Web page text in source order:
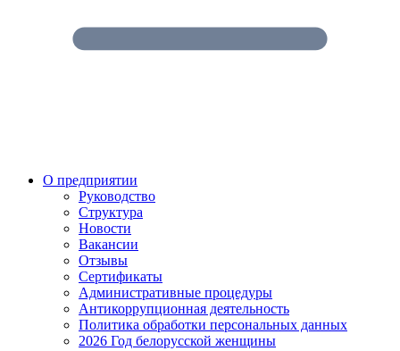
О предприятии
Руководство
Структура
Новости
Вакансии
Отзывы
Сертификаты
Административные процедуры
Антикоррупционная деятельность
Политика обработки персональных данных
2026 Год белорусской женщины